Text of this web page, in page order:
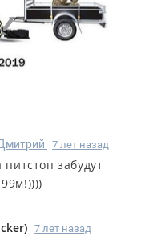
7 лет назад
забудут
) 7 лет назад